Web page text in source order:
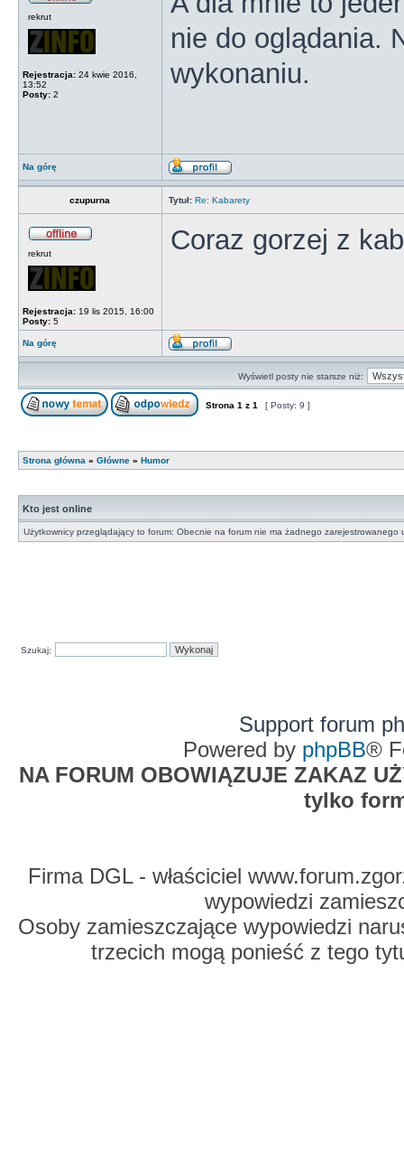
rekrut
Rejestracja: 24 kwie 2016,
13:52
Posty: 2
nie do oglądania.
wykonaniu.
Na górę
czupurna Tytuł: Re: Kabarety
rekrut
Rejestracja: 19 lis 2015, 16:00
Posty: 5
Coraz gorzej z
Na górę
Wyświetl posty nie starsze niż:
Strona 1 z 1 [ Posty: 9 ]
Strona główna » Główne » Humor
Kto jest online
Użytkownicy przeglądający to forum: Obecnie na forum nie ma żadnego zarejestrowanego
Szukaj:
Support forum
Powered by phpBB®
NA FORUM OBOWIĄZUJE ZAKAZ
tylko
Firma DGL - właściciel
wypowiedzi
Osoby zamieszczające wypowiedzi
trzecich mogą ponieść z tego